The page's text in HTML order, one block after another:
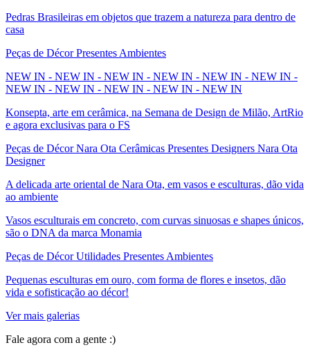
Pedras Brasileiras em objetos que trazem a natureza para dentro de
casa
Peças de Décor Presentes Ambientes
NEW IN - NEW IN - NEW IN - NEW IN - NEW IN - NEW IN -
NEW IN - NEW IN - NEW IN - NEW IN - NEW IN
Konsepta, arte em cerâmica, na Semana de Design de Milão, ArtRio
e agora exclusivas para o FS
Peças de Décor Nara Ota Cerâmicas Presentes Designers Nara Ota
Designer
A delicada arte oriental de Nara Ota, em vasos e esculturas, dão vida
ao ambiente
Vasos esculturais em concreto, com curvas sinuosas e shapes únicos,
são o DNA da marca Monamia
Peças de Décor Utilidades Presentes Ambientes
Pequenas esculturas em ouro, com forma de flores e insetos, dão
vida e sofisticação ao décor!
Ver mais galerias
Fale agora com a gente :)